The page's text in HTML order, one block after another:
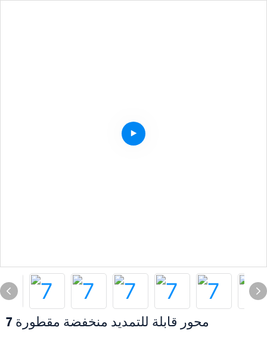
7 محور قابلة للتمديد منخفضة مقطورة